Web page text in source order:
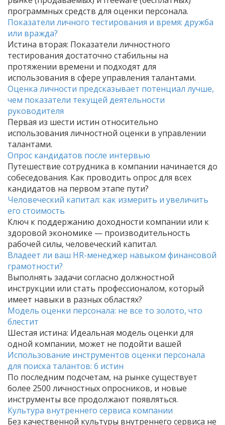
программных средств для оценки персонала.
Показатели личного тестирования и время: дружба
или вражда?
Истина вторая: Показатели личностного
тестирования достаточно стабильны на
протяжении времени и подходят для
использования в сфере управления талантами.
Оценка личности предсказывает потенциал лучше,
чем показатели текущей деятельности
руководителя
Первая из шести истин относительно
использования личностной оценки в управлении
талантами.
Опрос кандидатов после интервью
Путешествие сотрудника в компании начинается до
собеседования. Как проводить опрос для всех
кандидатов на первом этапе пути?
Человеческий капитал: как измерить и увеличить
его стоимость
Ключ к поддержанию доходности компании или к
здоровой экономике — производительность
рабочей силы, человеческий капитал.
Владеет ли ваш HR-менеджер навыком финансовой
грамотности?
Выполнять задачи согласно должностной
инструкции или стать профессионалом, который
имеет навыки в разных областях?
Модель оценки персонала: не все то золото, что
блестит
Шестая истина: Идеальная модель оценки для
одной компании, может не подойти вашей
Использование инструментов оценки персонала
для поиска талантов: 6 истин
По последним подсчетам, на рынке существует
более 2500 личностных опросников, и новые
инструменты все продолжают появляться.
Культура внутреннего сервиса компании
Без качественной культуры внутреннего сервиса не